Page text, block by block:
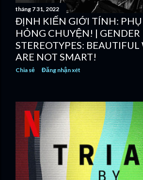
tháng 7 31, 2022
ĐỊNH KIẾN GIỚI TÍNH:
HỎNG CHUYỆN! | GENDER
STEREOTYPES:
ARE NOT SMART!
Chia sẻ Đăng nhận xét